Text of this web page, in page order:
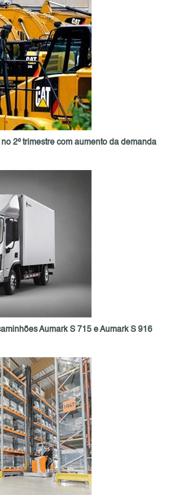
2º trimestre com aumento da demanda
Aumark S 715 e Aumark S 916